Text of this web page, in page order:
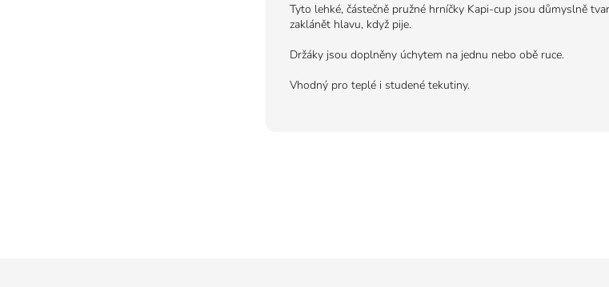
Tyto lehké, částečně pružné hrníčky Kapi-cup jsou důmyslně
zaklánět hlavu, když pije.
Držáky jsou doplněny úchytem na jednu nebo obě ruce.
Vhodný pro teplé i studené tekutiny.